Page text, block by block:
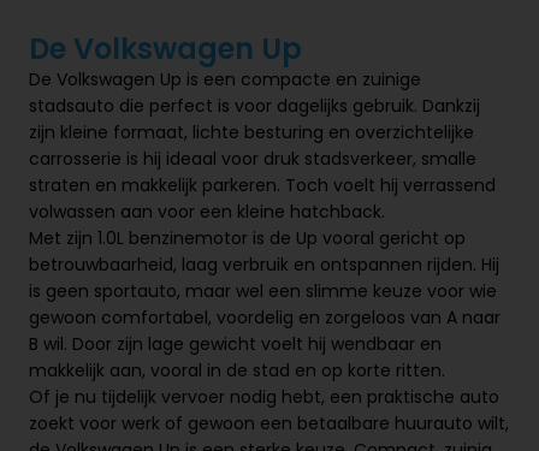
De Volkswagen Up
De Volkswagen Up is een compacte en zuinige
stadsauto die perfect is voor dagelijks gebruik. Dankzij
zijn kleine formaat, lichte besturing en overzichtelijke
carrosserie is hij ideaal voor druk stadsverkeer, smalle
straten en makkelijk parkeren. Toch voelt hij verrassend
volwassen aan voor een kleine hatchback.
Met zijn 1.0L benzinemotor is de Up vooral gericht op
betrouwbaarheid, laag verbruik en ontspannen rijden. Hij
is geen sportauto, maar wel een slimme keuze voor wie
gewoon comfortabel, voordelig en zorgeloos van A naar
B wil. Door zijn lage gewicht voelt hij wendbaar en
makkelijk aan, vooral in de stad en op korte ritten.
Of je nu tijdelijk vervoer nodig hebt, een praktische auto
zoekt voor werk of gewoon een betaalbare huurauto wilt,